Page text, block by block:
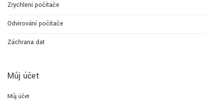
Zrychlení počítače
Odvirování počítače
Záchrana dat
Můj účet
Můj účet